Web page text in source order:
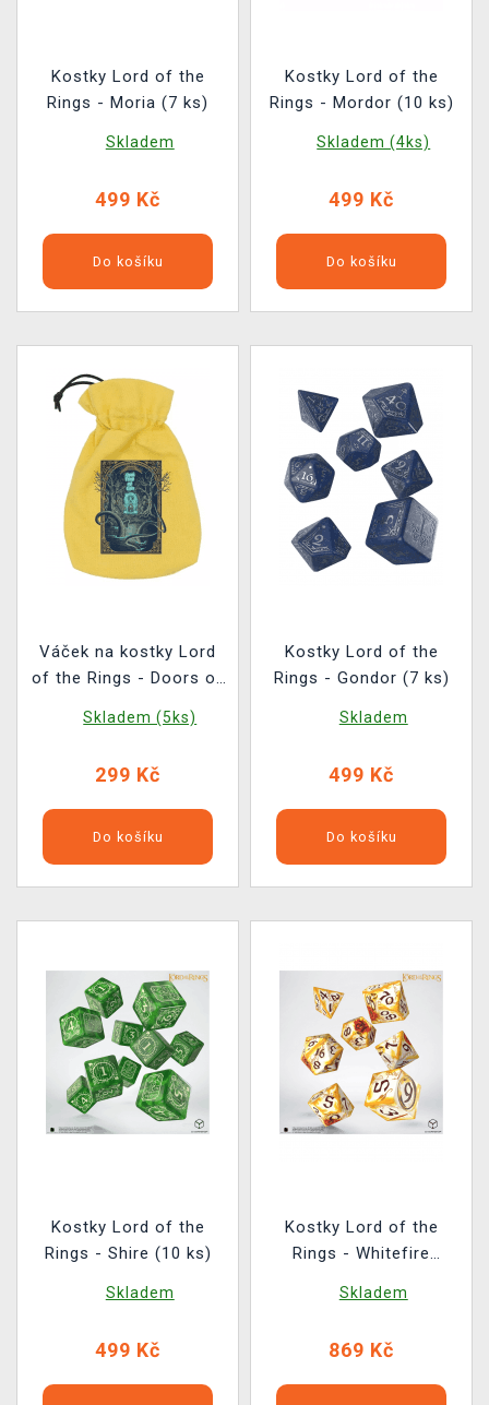
Kostky Lord of the
Rings - Moria (7 ks)
Skladem
499 Kč
Do košíku
Kostky Lord of the
Rings - Mordor (10 ks)
Skladem (4ks)
499 Kč
Do košíku
Váček na kostky Lord
of the Rings - Doors of
Skladem (5ks)
299 Kč
Do košíku
Kostky Lord of the
Rings - Gondor (7 ks)
Skladem
499 Kč
Do košíku
Kostky Lord of the
Rings - Shire (10 ks)
Skladem
499 Kč
Kostky Lord of the
Rings - Whitefire
Skladem
869 Kč